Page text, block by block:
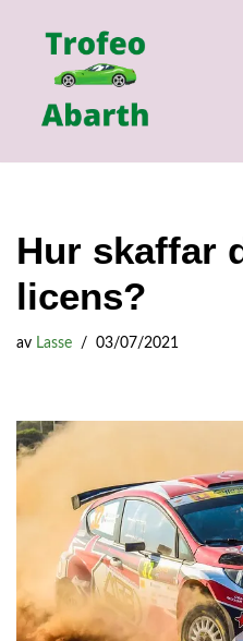
Hoppa
innehåll
Hur skaffar
licens?
av Lasse 03/07/2021